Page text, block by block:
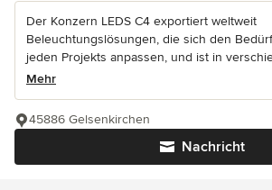
Der Konzern LEDS C4 exportiert weltweit
Beleuchtungslösungen, die sich den
jeden Projekts anpassen, und ist in
Mehr
Nachricht
45886 Gelsenkirchen